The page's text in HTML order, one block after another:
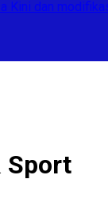
Sport